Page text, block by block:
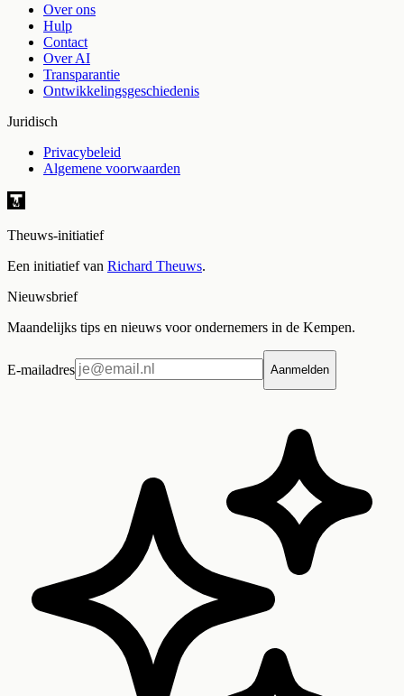
Over ons
Hulp
Contact
Over AI
Transparantie
Ontwikkelingsgeschiedenis
Juridisch
Privacybeleid
Algemene voorwaarden
Theuws-initiatief
Een initiatief van Richard Theuws.
Nieuwsbrief
Maandelijks tips en nieuws voor ondernemers in de Kempen.
E-mailadres Aanmelden